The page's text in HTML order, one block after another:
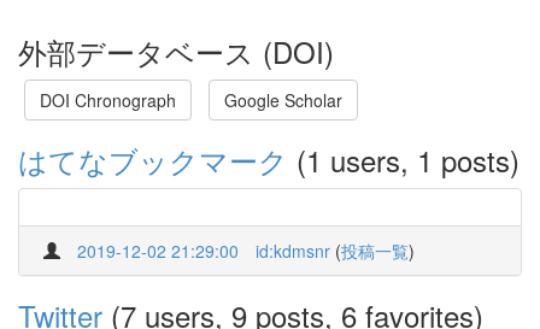
外部データベース (DOI)
DOI Chronograph Google Scholar
はてなブックマーク (1 users, 1 posts)
2019-12-02 21:29:00 id:kdmsnr (投稿一覧)
Twitter (7 users, 9 posts, 6 favorites)